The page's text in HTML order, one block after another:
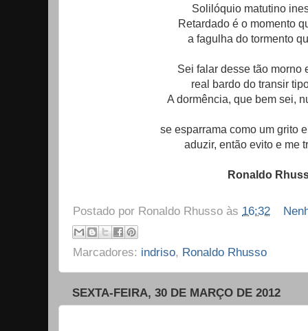
Solilóquio matutino
Retardado é o momento
a fagulha do tormento
Sei falar desse tão morno
real bardo do transir
A dormência, que bem sei,
se esparrama como um grito
aduzir, então evito e me
Ronaldo
Postado por Ronaldo Rhusso às 16:32
Marcadores: indriso, Ronaldo Rhusso
SEXTA-FEIRA, 30 DE MARÇO DE 2012